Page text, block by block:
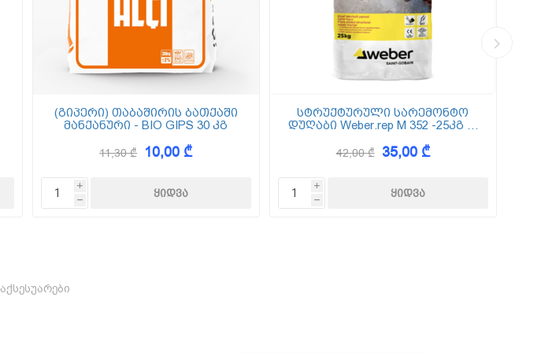
(გიპერი) თაბაშირის ბათქაში
მანქანური - BIO GIPS 30 კგ
11,30 ₾ 10,00 ₾
i
h
სტრუქტურული სარემონტო
დუღაბი Weber.rep M 352 -25კგ (5
42,00 ₾ 35,00 ₾
i
h
აქსესუარები